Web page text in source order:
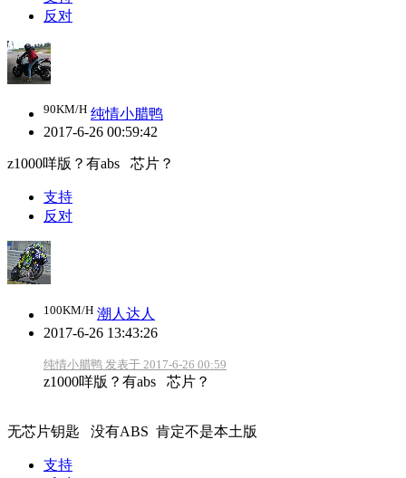
反对
90KM/H 纯情小腊鸭
2017-6-26 00:59:42
z1000咩版？有abs 芯片？
支持
反对
100KM/H 潮人达人
2017-6-26 13:43:26
纯情小腊鸭 发表于 2017-6-26 00:59
z1000咩版？有abs 芯片？
无芯片钥匙 没有ABS 肯定不是本土版
支持